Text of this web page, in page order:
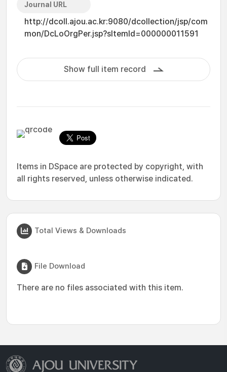
Journal URL
http://dcoll.ajou.ac.kr:9080/dcollection/jsp/com
mon/DcLoOrgPer.jsp?sItemId=000000011591
Show full item record
Items in DSpace are protected by copyright, with
all rights reserved, unless otherwise indicated.
Total Views & Downloads
File Download
There are no files associated with this item.